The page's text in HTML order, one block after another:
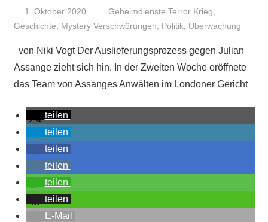
1. Oktober 2020 Niki Vogt
Geheimdienste Terror Krieg
Geschichte
Mystery Verschwörungen Politik, Überwachung
von Niki Vogt Der Auslieferungsprozess gegen Julian
Assange zieht sich hin. In der Zweiten Woche eröffnete
das Team von Assanges Anwälten im Londoner Gericht
teilen
teilen
teilen
teilen
teilen
teilen
E-Mail